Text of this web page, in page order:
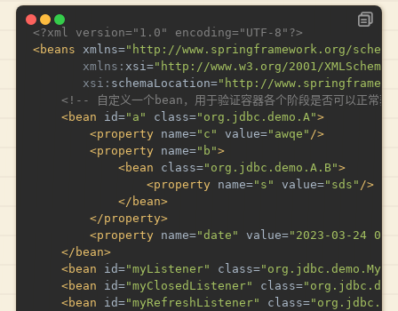
<?xml version="1.0" encoding="UTF-8"?>
<beans xmlns=" http://www.springframework.org/
xmlns: xsi=" http://www.w3.org/2001/
xsi: schemaLocation=" http://
<!-- 自定义一个bean，用于验证容器各个阶段是否可以正常
<bean id=" a " class=" org.jdbc.demo.A">
<property name=" c " value=" awqe " />
<property name=" b ">
<bean class=" org.jdbc.demo.A.B">
<property name=" s " value=" sds " />
</ bean>
</property>
<property name="date " value=" 2023-03-24
</ bean>
<bean id="myListener" class="
<bean id="myClosedListener" class="
<bean id="myRefreshListener" class="